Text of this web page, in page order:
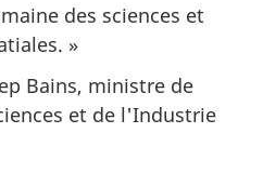
des sciences et
»
Bains, ministre de
et de l'Industrie